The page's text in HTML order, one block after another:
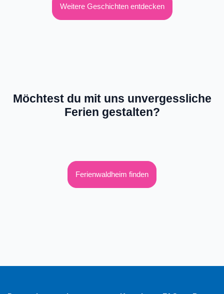
Weitere Geschichten entdecken
Möchtest du mit uns unvergessliche
Ferien gestalten?
Ferienwaldheim finden